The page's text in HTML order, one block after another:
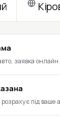
заявка онлайн
під ваше